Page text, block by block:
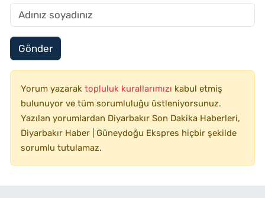
Gönder
Yorum yazarak topluluk kurallarımızı kabul etmiş
bulunuyor ve tüm sorumluluğu üstleniyorsunuz.
Yazılan yorumlardan Diyarbakır Son Dakika Haberleri,
Diyarbakır Haber | Güneydoğu Ekspres hiçbir şekilde
sorumlu tutulamaz.